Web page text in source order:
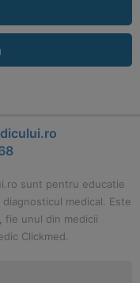
sunt pentru educatie
medical. Este
fie unul din medicii
Clickmed.